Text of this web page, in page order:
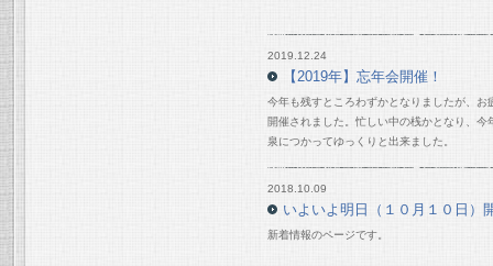
2019.12.24
【2019年】忘年会開催！
今年も残すところわずかとなりましたが、お
開催されました。忙しい中の桟かとなり、今
泉につかってゆっくりと出来ました。
2018.10.09
いよいよ明日（１０月１０日）
新着情報のページです。